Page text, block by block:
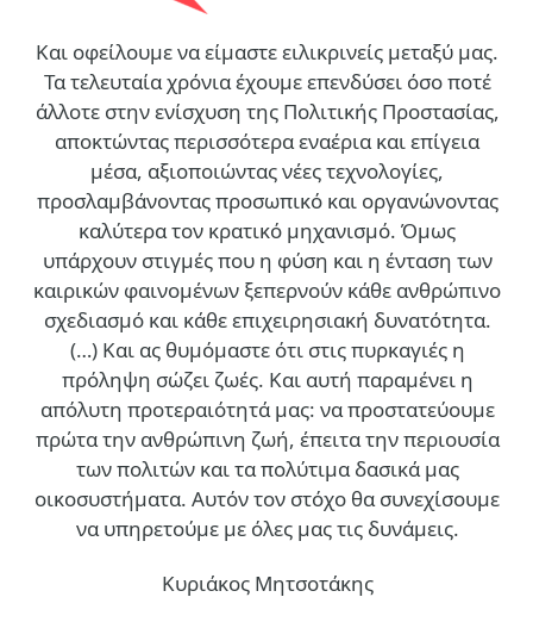
Και οφείλουμε να είμαστε ειλικρινείς μεταξύ μας.
Τα τελευταία χρόνια έχουμε επενδύσει όσο ποτέ
άλλοτε στην ενίσχυση της Πολιτικής Προστασίας,
αποκτώντας περισσότερα εναέρια και επίγεια
μέσα, αξιοποιώντας νέες τεχνολογίες,
προσλαμβάνοντας προσωπικό και οργανώνοντας
καλύτερα τον κρατικό μηχανισμό. Όμως
υπάρχουν στιγμές που η φύση και η ένταση των
καιρικών φαινομένων ξεπερνούν κάθε ανθρώπινο
σχεδιασμό και κάθε επιχειρησιακή δυνατότητα.
(…) Και ας θυμόμαστε ότι στις πυρκαγιές η
πρόληψη σώζει ζωές. Και αυτή παραμένει η
απόλυτη προτεραιότητά μας: να προστατεύουμε
πρώτα την ανθρώπινη ζωή, έπειτα την περιουσία
των πολιτών και τα πολύτιμα δασικά μας
οικοσυστήματα. Αυτόν τον στόχο θα συνεχίσουμε
να υπηρετούμε με όλες μας τις δυνάμεις.
Κυριάκος Μητσοτάκης